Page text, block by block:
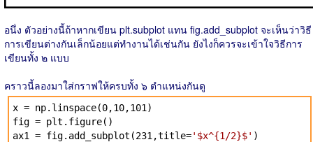
อนึ่ง ตัวอย่างนี้ถ้าหากเขียน plt.subplot แทน fig.add_subplot จะเห็นว่าวิธี
การเขียนต่างกันเล็กน้อยแต่ทำงานได้เช่นกัน ยังไงก็ควรจะเข้าใจวิธีการ
เขียนทั้ง ๒ แบบ
คราวนี้ลองมาใส่กราฟให้ครบทั้ง ๖ ตำแหน่งกันดู
x = np.linspace(0,10,101)
fig = plt.figure()
ax1 = fig.add_subplot(231,title='$x^{1/2}$' )